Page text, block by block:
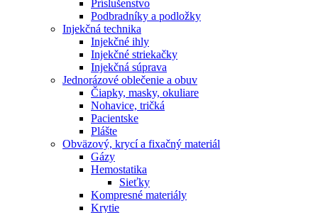
Príslušenstvo
Podbradníky a podložky
Injekčná technika
Injekčné ihly
Injekčné striekačky
Injekčná súprava
Jednorázové oblečenie a obuv
Čiapky, masky, okuliare
Nohavice, tričká
Pacientske
Plášte
Obväzový, krycí a fixačný materiál
Gázy
Hemostatika
Sieťky
Kompresné materiály
Krytie